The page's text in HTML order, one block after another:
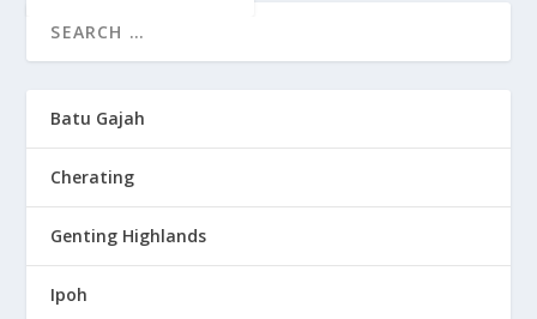
Batu Gajah
Cherating
Genting Highlands
Ipoh